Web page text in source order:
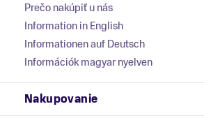
Prečo nakúpiť u nás
Information in English
Informationen auf Deutsch
Információk magyar nyelven
Nakupovanie